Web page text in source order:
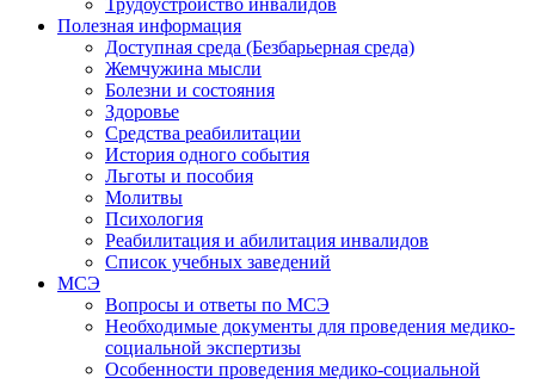
Трудоустройство инвалидов
Полезная информация
Доступная среда (Безбарьерная среда)
Жемчужина мысли
Болезни и состояния
Здоровье
Средства реабилитации
История одного события
Льготы и пособия
Молитвы
Психология
Реабилитация и абилитация инвалидов
Список учебных заведений
МСЭ
Вопросы и ответы по МСЭ
Необходимые документы для проведения медико-
социальной экспертизы
Особенности проведения медико-социальной